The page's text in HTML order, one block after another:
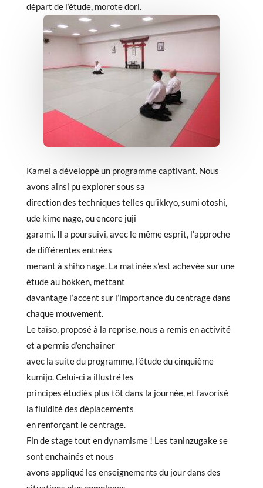
départ de l’étude, morote dori.
Kamel a développé un programme captivant. Nous
avons ainsi pu explorer sous sa
direction des techniques telles qu’ikkyo, sumi otoshi,
ude kime nage, ou encore juji
garami. Il a poursuivi, avec le même esprit, l’approche
de différentes entrées
menant à shiho nage. La matinée s’est achevée sur une
étude au bokken, mettant
davantage l’accent sur l’importance du centrage dans
chaque mouvement.
Le taïso, proposé à la reprise, nous a remis en activité
et a permis d’enchainer
avec la suite du programme, l’étude du cinquième
kumijo. Celui-ci a illustré les
principes étudiés plus tôt dans la journée, et favorisé
la fluidité des déplacements
en renforçant le centrage.
Fin de stage tout en dynamisme ! Les taninzugake se
sont enchainés et nous
avons appliqué les enseignements du jour dans des